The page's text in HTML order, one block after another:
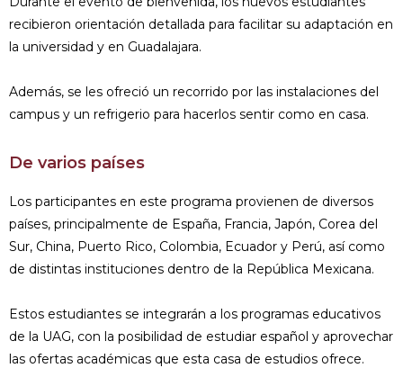
recibieron orientación detallada para facilitar su adaptación en
la universidad y en Guadalajara.
Además, se les ofreció un recorrido por las instalaciones del
campus y un refrigerio para hacerlos sentir como en casa.
De varios países
Los participantes en este programa provienen de diversos
países, principalmente de España, Francia, Japón, Corea del
Sur, China, Puerto Rico, Colombia, Ecuador y Perú, así como
de distintas instituciones dentro de la República Mexicana.
Estos estudiantes se integrarán a los programas educativos
de la UAG, con la posibilidad de estudiar español y aprovechar
las ofertas académicas que esta casa de estudios ofrece.